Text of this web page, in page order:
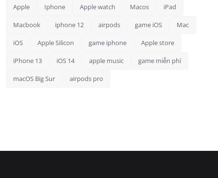
Apple Iphone Apple watch Macos iPad
Macbook iphone 12 airpods game iOS Mac
iOS Apple Silicon game iphone Apple store
iPhone 13 iOS 14 apple music game miễn phí
macOS Big Sur airpods pro